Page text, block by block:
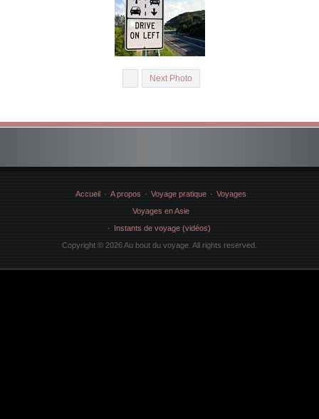
Next Photo
Accueil A propos Voyage pratique
Voyages
Voyages en Asie
Instants de voyage (vidéos)
Copyright © 2026 Au bout du voyage. All rights reserved.